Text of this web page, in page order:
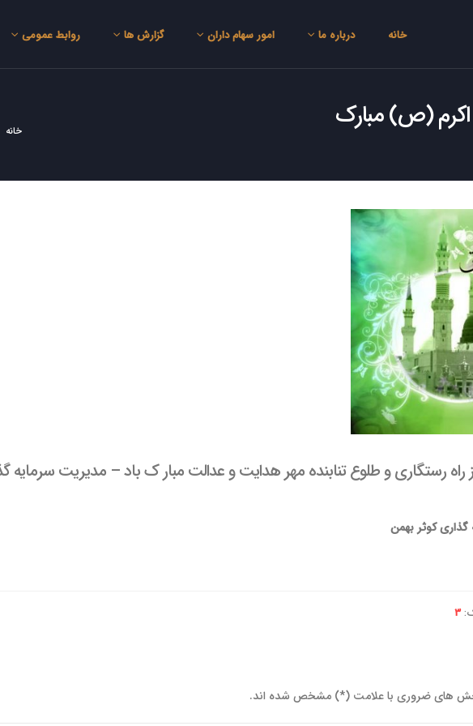
خانه درباره ما امور سهام داران گزارش ها روابط عمومی
(ص) مبارک خانه
راه رستگاری و طلوع تنابنده مهر هدایت و عدالت مبار ک باد – مدیریت سرمایه
کوثر بهمن
3
های ضروری با علامت (*) مشخص شده اند.